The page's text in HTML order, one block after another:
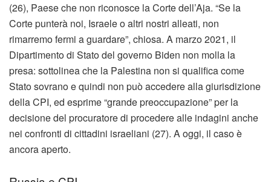
(26), Paese che non riconosce la Corte dell’Aja. “Se la
Corte punterà noi, Israele o altri nostri alleati, non
rimarremo fermi a guardare”, chiosa. A marzo 2021, il
Dipartimento di Stato del governo Biden non molla la
presa: sottolinea che la Palestina non si qualifica come
Stato sovrano e quindi non può accedere alla giurisdizione
della CPI, ed esprime “grande preoccupazione” per la
decisione del procuratore di procedere alle indagini anche
nei confronti di cittadini israeliani (27). A oggi, il caso è
ancora aperto.